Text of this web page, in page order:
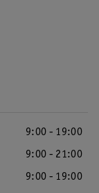
9:00 - 19:00
9:00 - 21:00
9:00 - 19:00